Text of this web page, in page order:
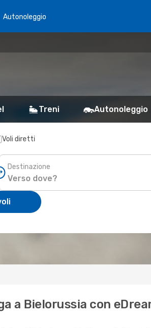
Autonoleggio
Treni Autonoleggio
Voli diretti
Destinazione
a Bielorussia con